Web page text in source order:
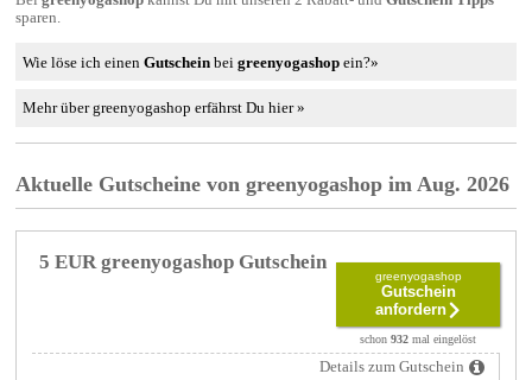
sparen.
Wie löse ich einenGutschein beigreenyogashop ein?»
Mehr über greenyogashop erfährst Du hier »
Aktuelle Gutscheine von greenyogashop im Aug. 2026
5 EUR greenyogashop Gutschein
greenyogashop
Gutschein
anfordern
schon932 mal eingelöst
Details zum Gutschein